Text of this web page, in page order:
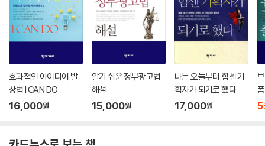
효과적인 아이디어 발
상법 I CAN DO
16,000원
알기 쉬운 정부광고법
해설
15,000원
나는 오늘부터 힘센 기
획자가 되기로 했다
17,000원 5